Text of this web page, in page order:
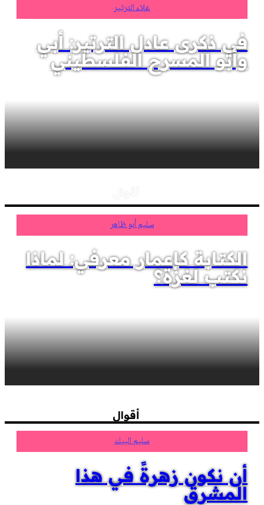
علاء الترتير
في ذكرى عادل الترتير: أبي
وأبو المسرح الفلسطيني
سليم أبو ظاهر
الكتابة كإعمار معرفي: لماذا
نكتب لغزة؟
أقوال
سليم البيك
أن نكون زهرةً في هذا
المشرق